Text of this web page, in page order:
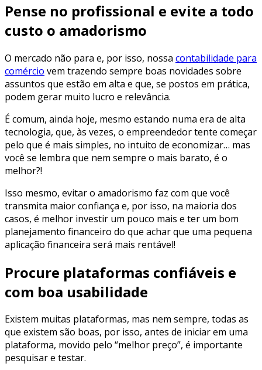
Pense no profissional e evite a todo
custo o amadorismo
O mercado não para e, por isso, nossa contabilidade para
comércio vem trazendo sempre boas novidades sobre
assuntos que estão em alta e que, se postos em prática,
podem gerar muito lucro e relevância.
É comum, ainda hoje, mesmo estando numa era de alta
tecnologia, que, às vezes, o empreendedor tente começar
pelo que é mais simples, no intuito de economizar… mas
você se lembra que nem sempre o mais barato, é o
melhor?!
Isso mesmo, evitar o amadorismo faz com que você
transmita maior confiança e, por isso, na maioria dos
casos, é melhor investir um pouco mais e ter um bom
planejamento financeiro do que achar que uma pequena
aplicação financeira será mais rentável!
Procure plataformas confiáveis e
com boa usabilidade
Existem muitas plataformas, mas nem sempre, todas as
que existem são boas, por isso, antes de iniciar em uma
plataforma, movido pelo “melhor preço”, é importante
pesquisar e testar.